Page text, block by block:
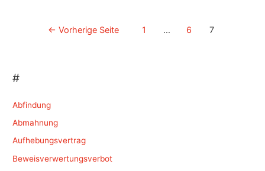
Kündigung
Beitragsnavigation
← Vorherige Seite 1 … 6 7
#
Abfindung
Abmahnung
Aufhebungsvertrag
Beweisverwertungsverbot